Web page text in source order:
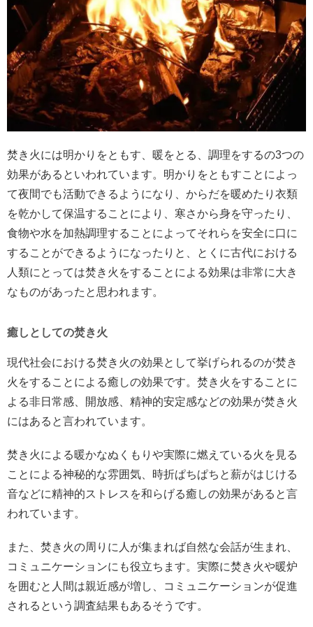
焚き火には明かりをともす、暖をとる、調理をするの3つの
効果があるといわれています。明かりをともすことによっ
て夜間でも活動できるようになり、からだを暖めたり衣類
を乾かして保温することにより、寒さから身を守ったり、
食物や水を加熱調理することによってそれらを安全に口に
することができるようになったりと、とくに古代における
人類にとっては焚き火をすることによる効果は非常に大き
なものがあったと思われます。
癒しとしての焚き火
現代社会における焚き火の効果として挙げられるのが焚き
火をすることによる癒しの効果です。焚き火をすることに
よる非日常感、開放感、精神的安定感などの効果が焚き火
にはあると言われています。
焚き火による暖かなぬくもりや実際に燃えている火を見る
ことによる神秘的な雰囲気、時折ぱちぱちと薪がはじける
音などに精神的ストレスを和らげる癒しの効果があると言
われています。
また、焚き火の周りに人が集まれば自然な会話が生まれ、
コミュニケーションにも役立ちます。実際に焚き火や暖炉
を囲むと人間は親近感が増し、コミュニケーションが促進
されるという調査結果もあるそうです。